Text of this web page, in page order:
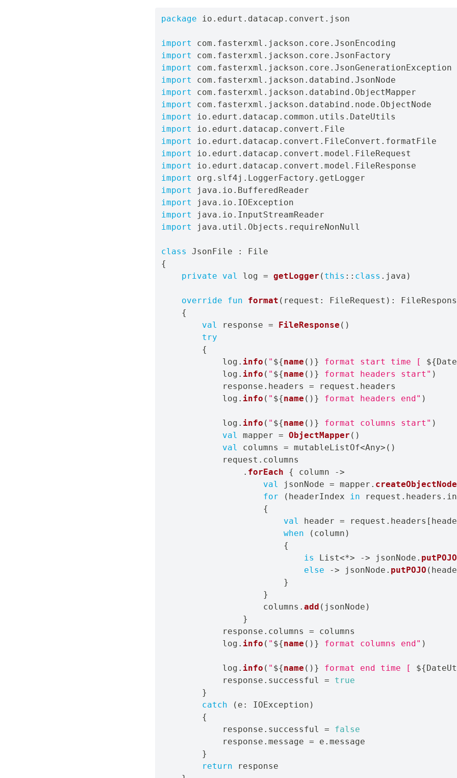
package io . edurt . datacap . convert . json
import com . fasterxml . jackson . core .
import
com . fasterxml . jackson . core .
import
com . fasterxml . jackson . core .
import
com . fasterxml . jackson . databind .
import
com . fasterxml . jackson . databind .
import
com . fasterxml . jackson . databind . node .
import
io . edurt . datacap . common . utils .
import
io . edurt . datacap . convert .
import
io . edurt . datacap . convert . FileConvert .
import
io . edurt . datacap . convert . model .
import
io . edurt . datacap . convert . model .
import
org . slf4j . LoggerFactory .
import
java . io .
import
java . io .
import
java . io .
import
java . util . Objects . requireNonNull
class JsonFile :
{
private
val log = getLogger ( this :: class . java )
override fun format ( request : FileRequest ) :
{
val
response = FileResponse ( )
try
{
            log
. info ( " ${name ( ) } format start time [ ${
            log
. info ( " ${name ( ) } format headers start" )
            response
. headers = request . headers
            log
. info ( " ${name ( ) } format headers end" )
            log
. info ( " ${name ( ) } format columns start" )
val
mapper = ObjectMapper ( )
val
columns = mutableListOf<Any> ( )
            request
. columns
. forEach { column
->
val
jsonNode = mapper . createObjectNode
for
( headerIndex in request . headers .
{
val
header = request . headers [
when
( column )
{
is
List<*> -> jsonNode . putPOJO
else
-> jsonNode . putPOJO (
}
}
                    columns
. add ( jsonNode )
}
            response
. columns = columns
            log
. info ( " ${name ( ) } format columns end" )
            log
. info ( " ${name ( ) } format end time [ ${
            response
. successful =
true
}
catch
( e : IOException )
{
            response
. successful =
false
            response
. message = e . message
}
return response